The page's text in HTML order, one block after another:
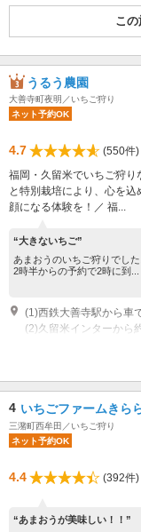
この
うるう農園
大善寺町夜明／いちご狩り
ネット予約OK
4.7
(550件)
福岡・久留米でいちご狩
と特別栽培により、心を
顔になる体験を！／ 福...
“大きないちご”
あまおうのいちご狩りでし
2時半からの予約で2時に到...
(1)西鉄大善寺駅から車
(2)久留米インターから
オープン：10:00 クロ
4 いちごファームきら
三潴町西牟田／いちご狩り
ネット予約OK
4.4 (392件)
“あまおうが美味しい！！”